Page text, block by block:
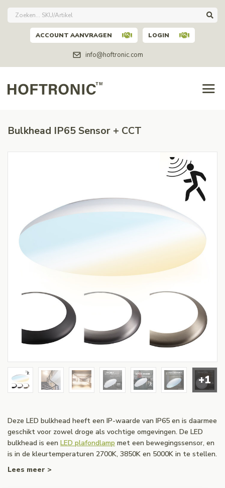
info@hoftronic.com
ACCOUNT AANVRAGEN LOGIN
Bulkhead IP65 Sensor + CCT
+1
Deze LED bulkhead heeft een IP-waarde van IP65 en is daarmee
geschikt voor zowel droge als vochtige omgevingen. De LED
bulkhead is een LED plafondlamp met een bewegingssensor, en
is in de kleurtemperaturen 2700K, 3850K en 5000K in te stellen.
Lees meer >